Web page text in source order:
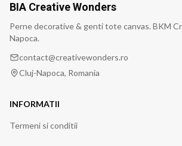
BIA Creative Wonders
Perne decorative & genti tote canvas. BKM
Napoca.
contact@creativewonders.ro
Cluj-Napoca, Romania
INFORMATII
Termeni si conditii